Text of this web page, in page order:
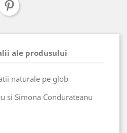
ale produsului
naturale pe glob
si Simona Condurateanu